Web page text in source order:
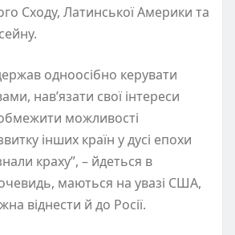
Сходу, Латинської Америки та
одноосібно керувати
нав’язати свої інтереси
можливості
інших країн у дусі епохи
краху”, – йдеться в
маються на увазі США,
віднести й до Росії.